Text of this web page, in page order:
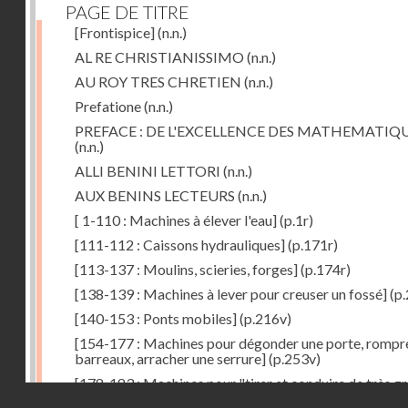
PAGE DE TITRE
[Frontispice](n.n.)
AL RE CHRISTIANISSIMO (n.n.)
AU ROY TRES CHRETIEN (n.n.)
Prefatione(n.n.)
PREFACE : DE L'EXCELLENCE DES
(n.n.)
ALLI BENINI LETTORI (n.n.)
AUX BENINS LECTEURS (n.n.)
[ 1-110 : Machines à élever l'eau](p.1r)
[111-112 : Caissons hydrauliques](p.171r)
[113-137 : Moulins, scieries, forges](p.174r)
[138-139 : Machines à lever pour creuser un fossé]
[140-153 : Ponts mobiles](p.216v)
[154-177 : Machines pour dégonder une porte,
barreaux, arracher une serrure](p.253v)
[178-183 : Machines pour "tirer et conduire de très